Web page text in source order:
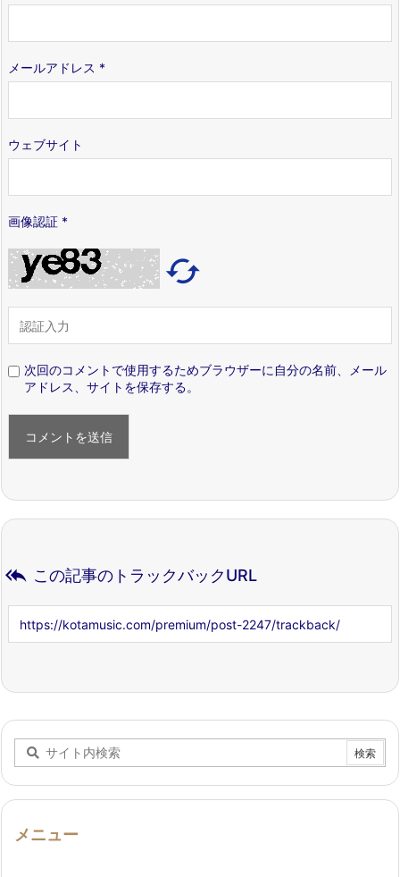
メールアドレス *
ウェブサイト
画像認証 *

次回のコメントで使用するためブラウザーに自分の名前、メール
アドレス、サイトを保存する。
 この記事のトラックバックURL
メニュー